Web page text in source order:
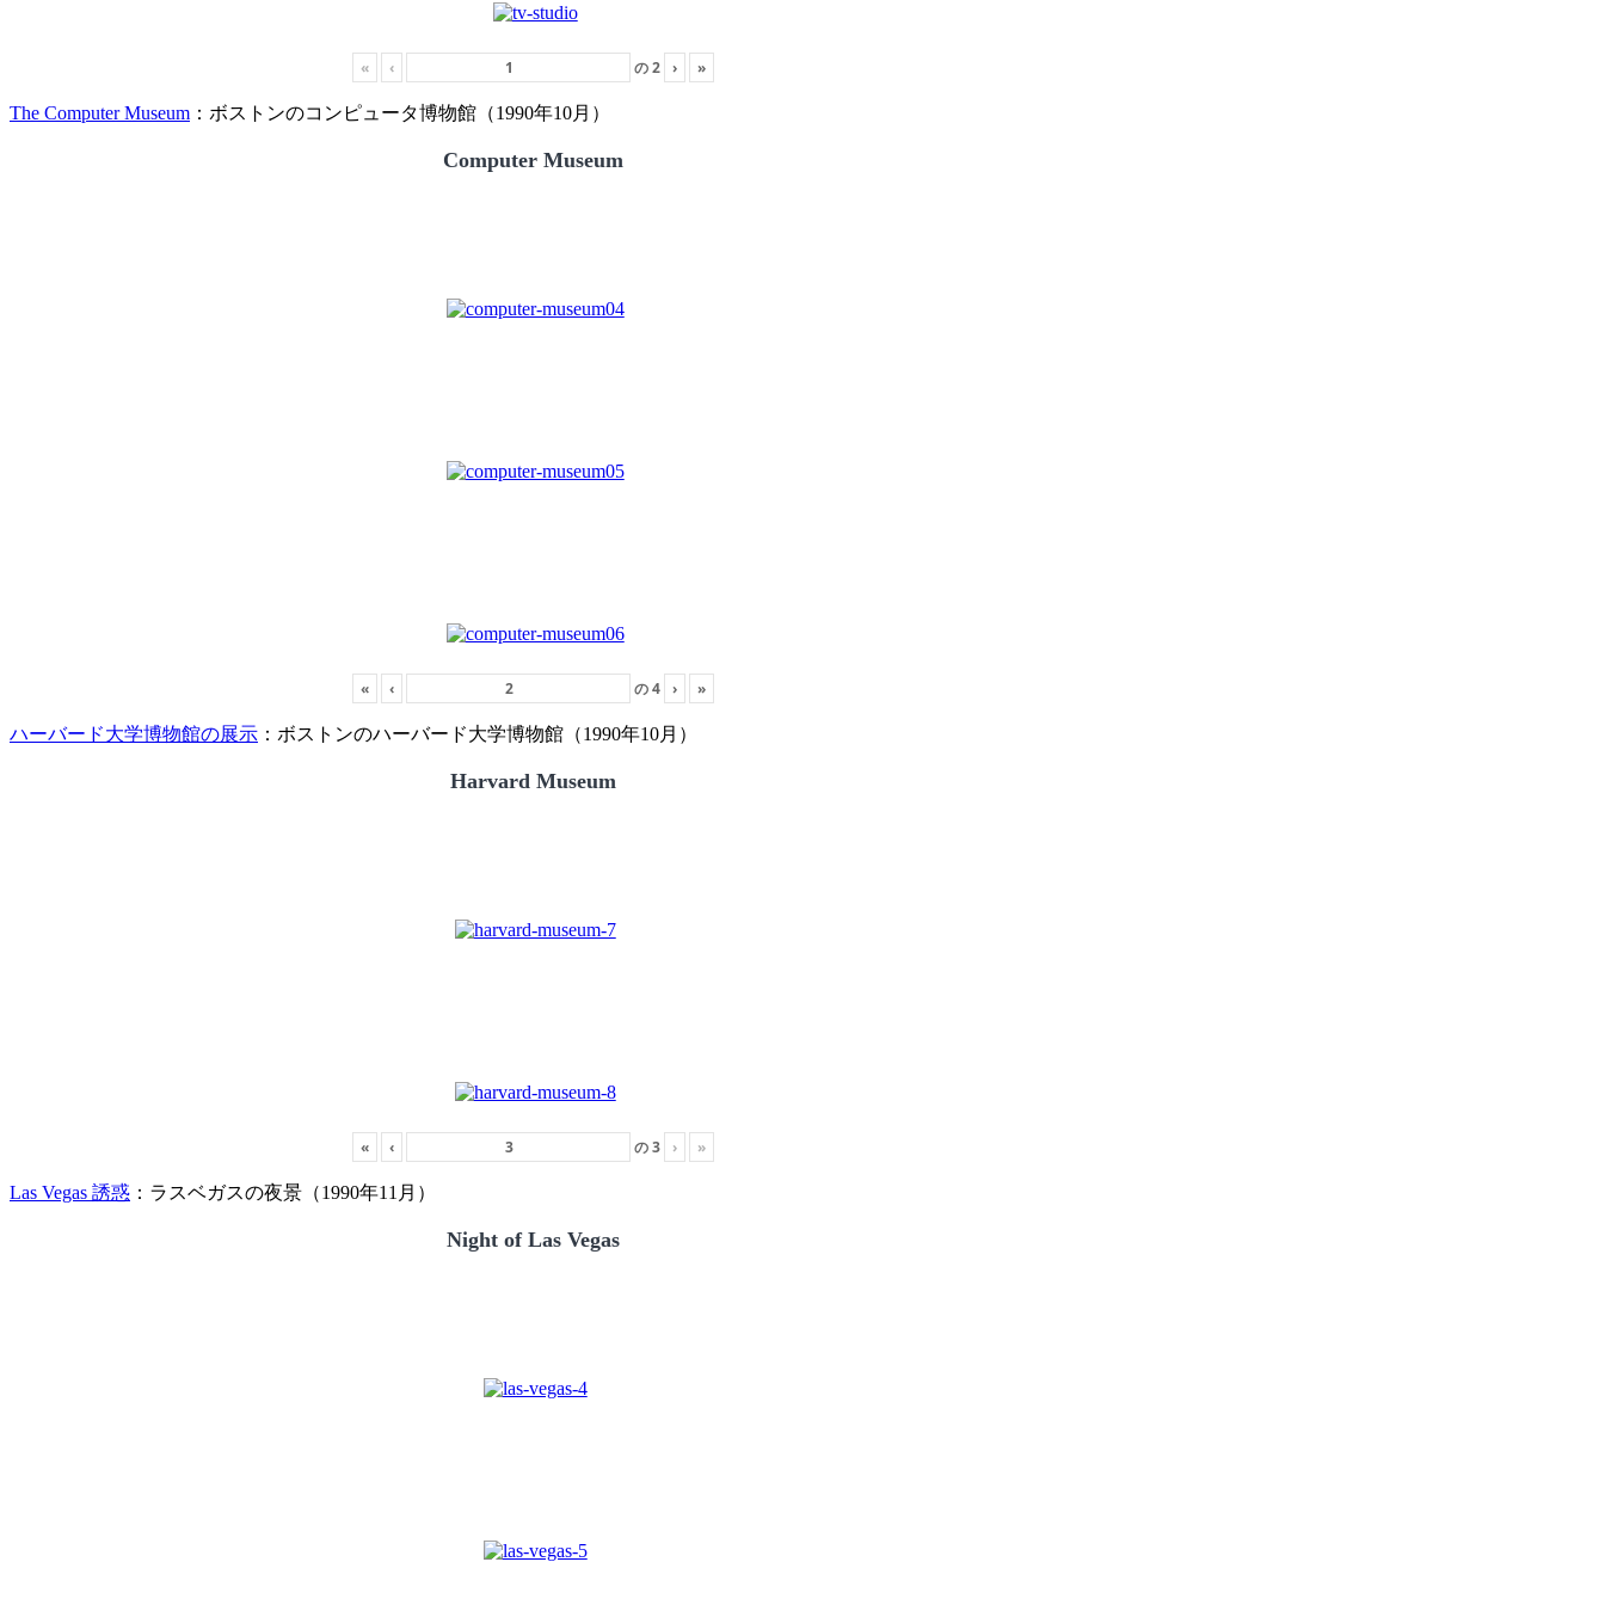
« ‹ の2 › »
The Computer Museum ：ボストンのコンピュータ博物館（1990年10月）
Computer Museum
« ‹ の4 › »
ハーバード大学博物館の展示 ：ボストンのハーバード大学博物館（1990年10月）
Harvard Museum
« ‹ の3 › »
Las Vegas 誘惑 ：ラスベガスの夜景（1990年11月）
Night of Las Vegas